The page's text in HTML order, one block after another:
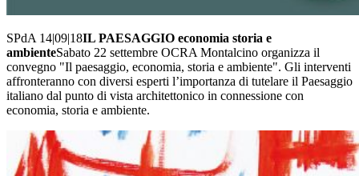
SPdA 14|09|18IL PAESAGGIO economia storia e
ambienteSabato 22 settembre OCRA Montalcino organizza il
convegno "Il paesaggio, economia, storia e ambiente". Gli interventi
affronteranno con diversi esperti l’importanza di tutelare il Paesaggio
italiano dal punto di vista architettonico in connessione con
economia, storia e ambiente.